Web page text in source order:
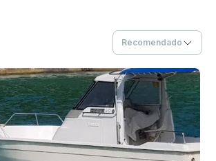
Recomendado